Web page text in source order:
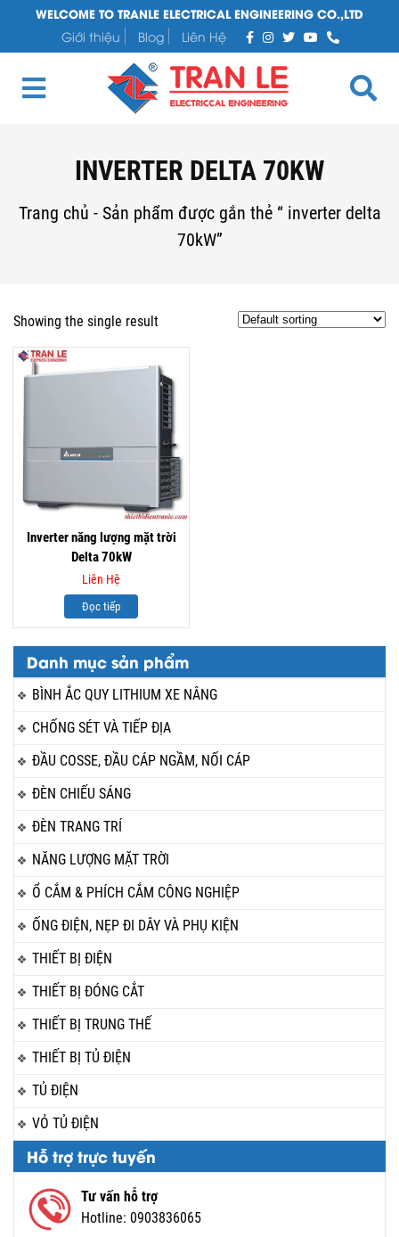
WELCOME TO TRANLE ELECTRICAL ENGINEERING CO.,LTD
Giới thiệu
Blog Liên Hệ
INVERTER DELTA 70KW
Trang chủ - Sản phẩm được gắn thẻ “ inverter delta
70kW”
Danh mục sản phẩm
BÌNH ẮC QUY LITHIUM XE NÂNG
CHỐNG SÉT VÀ TIẾP ĐỊA
ĐẦU COSSE, ĐẦU CÁP NGẦM, NỐI CÁP
ĐÈN CHIẾU SÁNG
ĐÈN TRANG TRÍ
NĂNG LƯỢNG MẶT TRỜI
Ổ CẮM & PHÍCH CẮM CÔNG NGHIỆP
ỐNG ĐIỆN, NẸP ĐI DÂY VÀ PHỤ KIỆN
THIẾT BỊ ĐIỆN
THIẾT BỊ ĐÓNG CẮT
THIẾT BỊ TRUNG THẾ
THIẾT BỊ TỦ ĐIỆN
TỦ ĐIỆN
VỎ TỦ ĐIỆN
Hỗ trợ trực tuyến
Tư vấn hỗ trợ
Hotline: 0903836065
Showing the single result
Inverter năng lượng mặt trời
Delta 70kW
Liên Hệ
Đọc tiếp